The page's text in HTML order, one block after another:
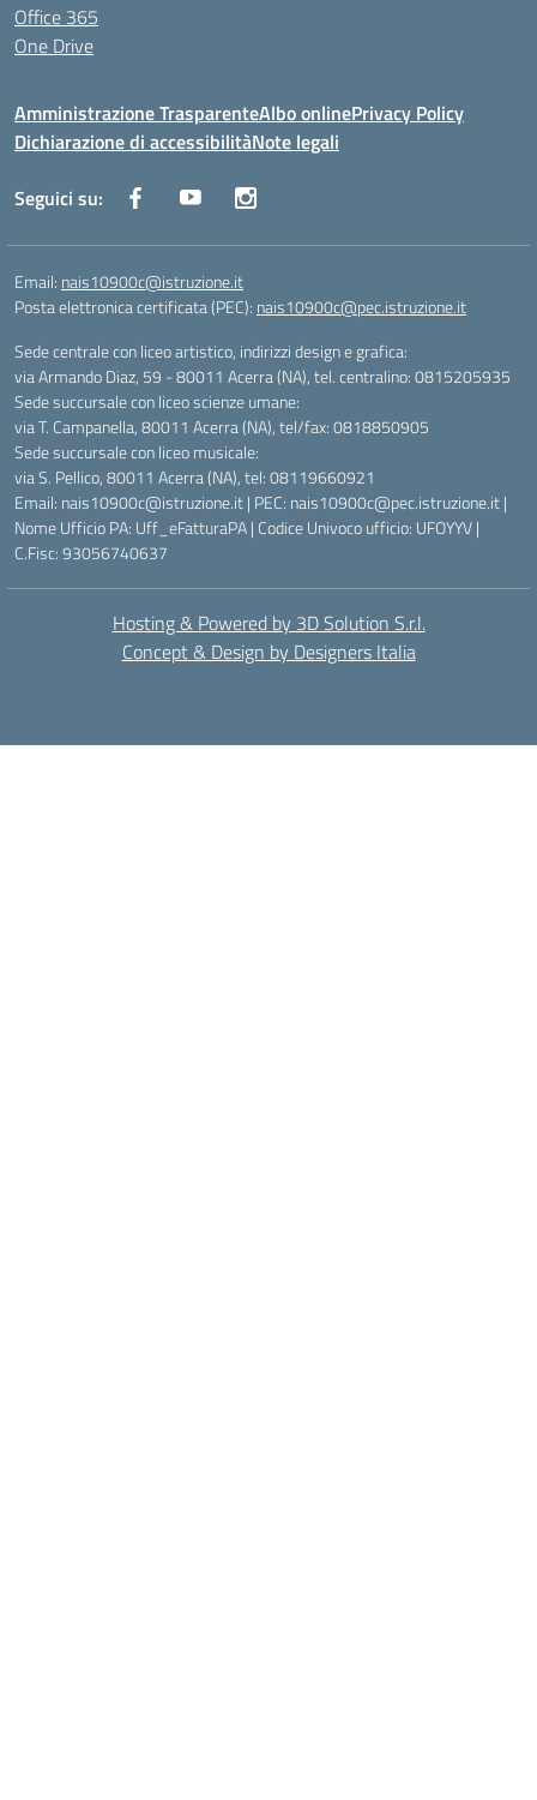
Office 365
One Drive
Amministrazione TrasparenteAlbo onlinePrivacy Policy
Dichiarazione di accessibilitàNote legali
Seguici su:
Email: nais10900c@istruzione.it
Posta elettronica certificata (PEC): nais10900c@pec.istruzione.it
Sede centrale con liceo artistico, indirizzi design e grafica:
via Armando Diaz, 59 - 80011 Acerra (NA), tel. centralino: 0815205935
Sede succursale con liceo scienze umane:
via T. Campanella, 80011 Acerra (NA), tel/fax: 0818850905
Sede succursale con liceo musicale:
via S. Pellico, 80011 Acerra (NA), tel: 08119660921
Email: nais10900c@istruzione.it | PEC: nais10900c@pec.istruzione.it |
Nome Ufficio PA: Uff_eFatturaPA | Codice Univoco ufficio: UFOYYV |
C.Fisc: 93056740637
Hosting & Powered by 3D Solution S.r.l.
Concept & Design by Designers Italia